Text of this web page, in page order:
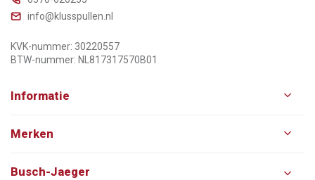
info@klusspullen.nl
KVK-nummer: 30220557
BTW-nummer: NL817317570B01
Informatie
Merken
Busch-Jaeger